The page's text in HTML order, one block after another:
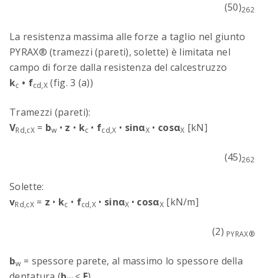
(50)262
La resistenza massima alle forze a taglio nel giunto
PYRAX® (tramezzi (pareti), solette) è limitata nel
campo di forze dalla resistenza del calcestruzzo
kc • fcd,X (fig. 3 (a))
Tramezzi (pareti):
VRd,cX= bw • z • kc • fcd,X • sinαX • cosαX [kN]
(45)262
Solette:
vRd,cX= z • kc • fcd,X • sinαX • cosαX[kN/m]
(2) PYRAX®
bw = spessore parete, al massimo lo spessore della